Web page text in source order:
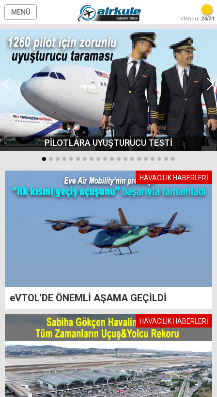
MENÜ
İstanbul 24/31
PİLOTLARA UYUŞTURUCU TESTİ
HAVACILIK HABERLERİ
eVTOL'DE ÖNEMLİ AŞAMA GEÇİLDİ
HAVACILIK HABERLERİ